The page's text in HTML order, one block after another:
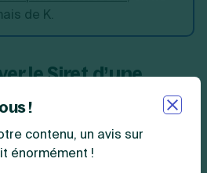
de K.
le Siret d’une
lenuméro Siret d’une
s’offrent à vous.
!
contenu, un avis sur
énormément !